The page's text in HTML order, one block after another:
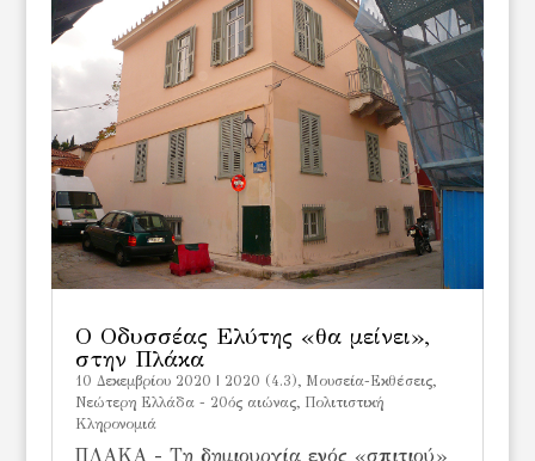
Ο Οδυσσέας Ελύτης «θα μείνει»,
στην Πλάκα
10 Δεκεμβρίου 2020 2020 (4.3), Μουσεία-Εκθέσεις,
Νεώτερη Ελλάδα - 20ός αιώνας, Πολιτιστική
Κληρονομιά
ΠΛΑΚΑ - Τη δημιουργία ενός «σπιτιού»